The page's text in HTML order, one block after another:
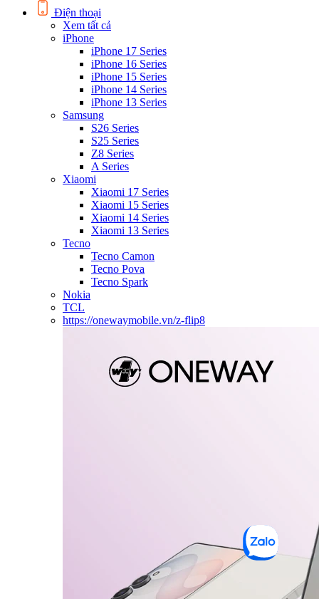
Điện thoại
Xem tất cả
iPhone
iPhone 17 Series
iPhone 16 Series
iPhone 15 Series
iPhone 14 Series
iPhone 13 Series
Samsung
S26 Series
S25 Series
Z8 Series
A Series
Xiaomi
Xiaomi 17 Series
Xiaomi 15 Series
Xiaomi 14 Series
Xiaomi 13 Series
Tecno
Tecno Camon
Tecno Pova
Tecno Spark
Nokia
TCL
https://onewaymobile.vn/z-flip8